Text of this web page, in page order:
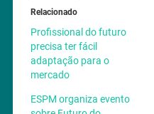
Relacionado
Profissional do futuro
precisa ter fácil
adaptação para o
mercado
ESPM organiza evento